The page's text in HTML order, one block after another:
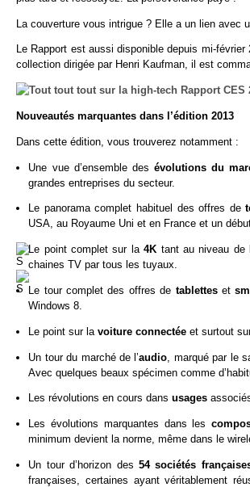
La couverture vous intrigue ? Elle a un lien avec
Le Rapport est aussi disponible depuis mi-
collection dirigée par Henri Kaufman, il est
Nouveautés marquantes dans l’édition 2013
Dans cette édition, vous trouverez notamment :
Une vue d’ensemble des évolutions du
grandes entreprises du secteur.
Le panorama complet habituel des offres de
USA, au Royaume Uni et en France et un
Le point complet sur la4K tant au niveau de
chaines TV par tous les tuyaux.
Le tour complet des offres de tablettes et
Windows 8.
Le point sur lavoiture connectéeet surtout
Un tour du marché de l’audio , marqué par le
Avec quelques beaux spécimen comme
Les révolutions en cours dansusages
Les évolutions marquantes dans les
minimum devient la norme, même dans le
Un tour d’horizon des 54 sociétés
françaises, certaines ayant véritablement